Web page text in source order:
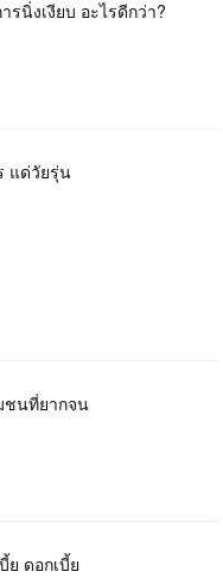
รนิ่งเงียบ อะไรดีกว่า?
แด่วัยรุ่น
ชนที่ยากจน
ย ดอกเบี้ย